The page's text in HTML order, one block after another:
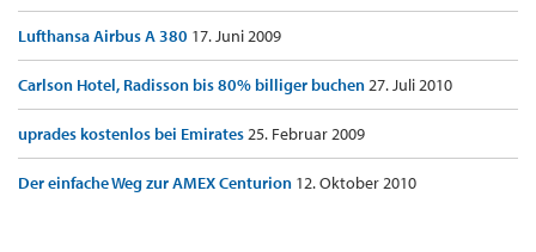
Lufthansa Airbus A 380 17. Juni 2009
Carlson Hotel, Radisson bis 80% billiger buchen27. Juli 2010
uprades kostenlos bei Emirates25. Februar 2009
Der einfache Weg zur AMEX Centurion 12. Oktober 2010